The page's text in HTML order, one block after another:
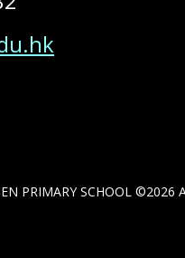
PRIMARY SCHOOL ©2026